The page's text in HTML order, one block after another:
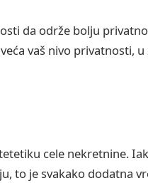
da održe bolju
vaš nivo privatnosti, u
cele nekretnine.
to je svakako dodatna